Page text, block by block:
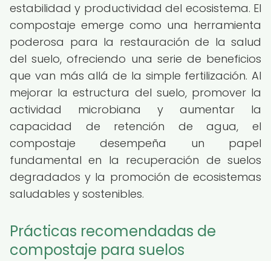
estabilidad y productividad del ecosistema. El
compostaje emerge como una herramienta
poderosa para la restauración de la salud
del suelo, ofreciendo una serie de beneficios
que van más allá de la simple fertilización. Al
mejorar la estructura del suelo, promover la
actividad microbiana y aumentar la
capacidad de retención de agua, el
compostaje desempeña un papel
fundamental en la recuperación de suelos
degradados y la promoción de ecosistemas
saludables y sostenibles.
Prácticas recomendadas de
compostaje para suelos